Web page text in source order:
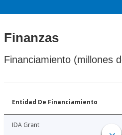
Finanzas
Financiamiento (millones
Entidad De Financiamiento
IDA Grant